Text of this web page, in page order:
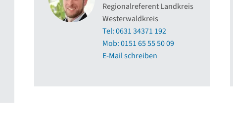
Regionalreferent Landkreis
Westerwaldkreis
Tel: 0631 34371 192
Mob: 0151 65 55 50 09
E-Mail schreiben